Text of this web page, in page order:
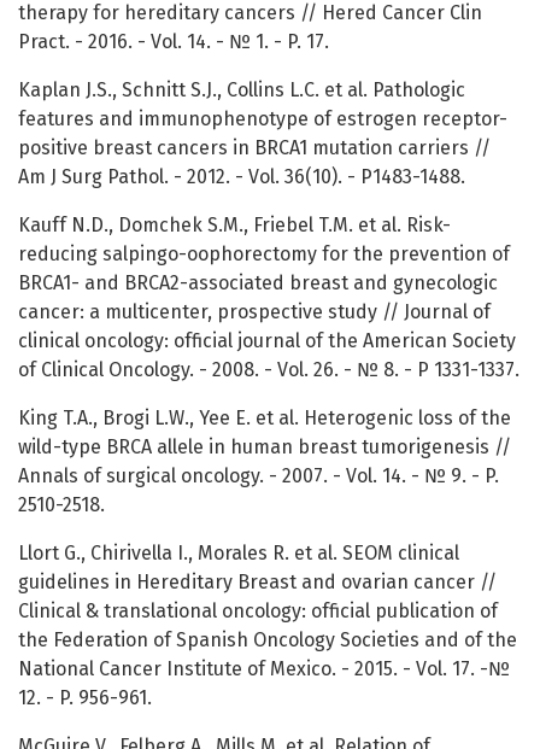
therapy for hereditary cancers // Hered Cancer Clin
Pract. - 2016. - Vol. 14. - № 1. - P. 17.
Kaplan J.S., Schnitt S.J., Collins L.C. et al. Pathologic
features and immunophenotype of estrogen receptor-
positive breast cancers in BRCA1 mutation carriers //
Am J Surg Pathol. - 2012. - Vol. 36(10). - P1483-1488.
Kauff N.D., Domchek S.M., Friebel T.M. et al. Risk-
reducing salpingo-oophorectomy for the prevention of
BRCA1- and BRCA2-associated breast and gynecologic
cancer: a multicenter, prospective study // Journal of
clinical oncology: official journal of the American Society
of Clinical Oncology. - 2008. - Vol. 26. - № 8. - P 1331-1337.
King T.A., Brogi L.W., Yee E. et al. Heterogenic loss of the
wild-type BRCA allele in human breast tumorigenesis //
Annals of surgical oncology. - 2007. - Vol. 14. - № 9. - P.
2510-2518.
Llort G., Chirivella I., Morales R. et al. SEOM clinical
guidelines in Hereditary Breast and ovarian cancer //
Clinical & translational oncology: official publication of
the Federation of Spanish Oncology Societies and of the
National Cancer Institute of Mexico. - 2015. - Vol. 17. -№
12. - P. 956-961.